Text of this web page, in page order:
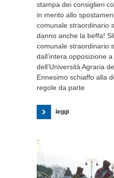
stampa dei consiglieri
in merito allo
comunale straordinario
danno anche la beffa!
comunale straordinario
dall’intera opposizione
dell’Università Agraria
Ennesimo schiaffo alla
regole da parte
leggi